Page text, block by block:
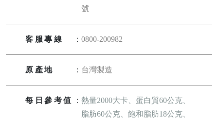
號
客服專線 ：0800-200982
原產地 ： 台灣製造
每日參考值 ：熱量2000大卡、蛋白質60公克、
脂肪60公克、飽和脂肪18公克、